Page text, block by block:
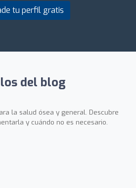
tu perfil gratis
del blog
la salud ósea y general. Descubre
y cuándo no es necesario.